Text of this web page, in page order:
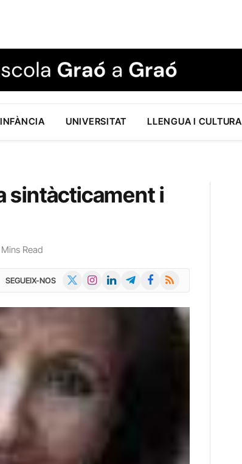
UNIVERSITAT LLENGUA I CULTURA
sintàcticament i
Read
SEGUEIX-NOS InstagramLinkedInTelegramFacebook
RSS